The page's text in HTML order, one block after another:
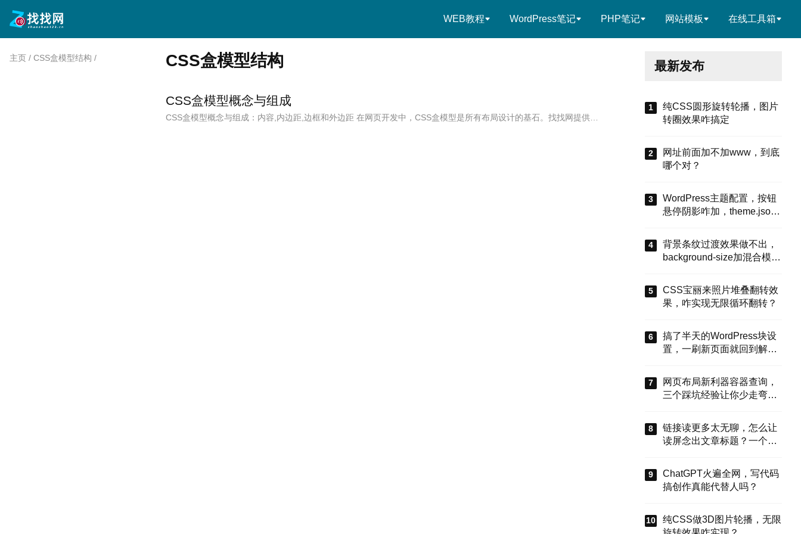
WEB教程 WordPress笔记 PHP笔记 网站模板 在线工具箱
主页 / CSS盒模型结构 / CSS盒模型结构
CSS盒模型概念与组成
CSS盒模型概念与组成：内容,内边距,边框和外边距 在网页开发中，CSS盒模型是所有布局设计的基石。找找网提供…
最新发布
纯CSS圆形旋转轮播，图片
转圈效果咋搞定
网址前面加不加www，到底
哪个对？
WordPress主题配置，按钮
悬停阴影咋加，theme.json
背景条纹过渡效果做不出，
background-size加混合模式
CSS宝丽来照片堆叠翻转效
果，咋实现无限循环翻转？
搞了半天的WordPress块设
置，一刷新页面就回到解放
今天就来盘盘怎么把这些选
项值真正存到块属性里，让
设置不再“翻车”。
网页布局新利器容器查询，
三个踩坑经验让你少走弯
链接读更多太无聊，怎么让
读屏念出文章标题？一个属
ChatGPT火遍全网，写代码
搞创作真能代替人吗？
纯CSS做3D图片轮播，无限